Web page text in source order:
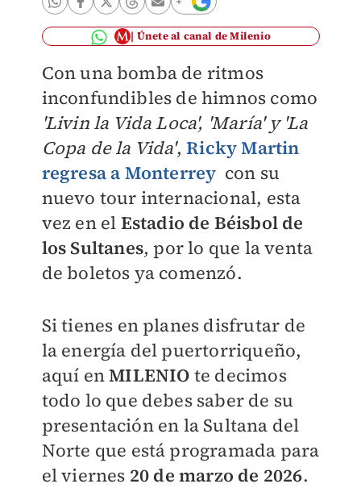
Únete al canal de Milenio
Con una bomba de ritmos
inconfundibles de himnos como
'Livin la Vida Loca', 'María' y 'La
Copa de la Vida',Ricky Martin
regresa a Monterrey con su
nuevo tour internacional, esta
vez en el Estadio de Béisbol de
los Sultanes, por lo que la venta
de boletos ya comenzó.
Si tienes en planes disfrutar de
la energía del puertorriqueño,
aquí enMILENIO te decimos
todo lo que debes saber de su
presentación en la Sultana del
Norte que está programada para
el viernes 20 de marzo de 2026.